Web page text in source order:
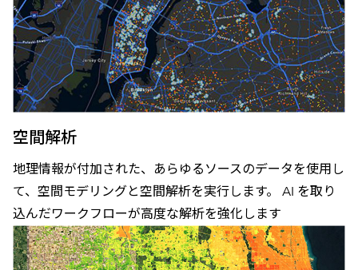
空間解析
地理情報が付加された、あらゆるソースのデータを使用し
て、空間モデリングと空間解析を実行します。 AI を取り
込んだワークフローが高度な解析を強化します